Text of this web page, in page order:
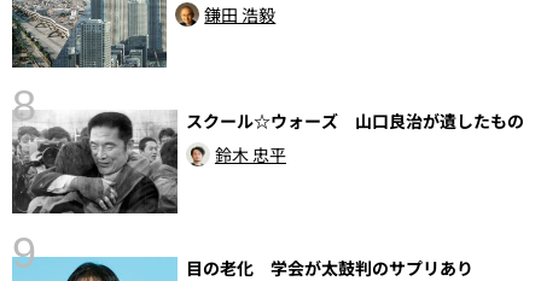
鎌田 浩毅
8
スクール☆ウォーズ 山口良治が遺したもの
鈴木 忠平
9
目の老化 学会が太鼓判のサプリあり